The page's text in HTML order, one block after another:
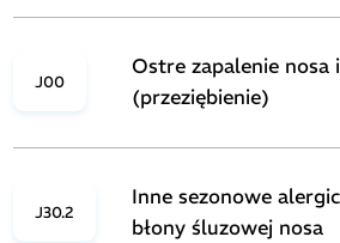
J00
Ostre zapalenie nosa
(przeziębienie)
J30.2
Inne sezonowe
błony śluzowej nosa